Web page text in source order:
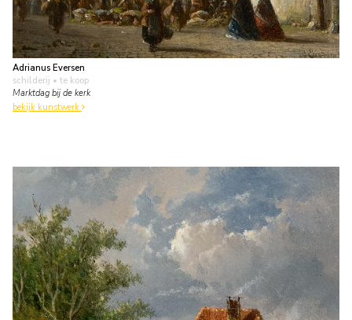
Adrianus Eversen
schilderij • te koop
Marktdag bij de kerk
bekijk kunstwerk